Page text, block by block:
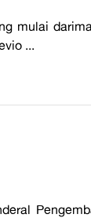
mulai
...